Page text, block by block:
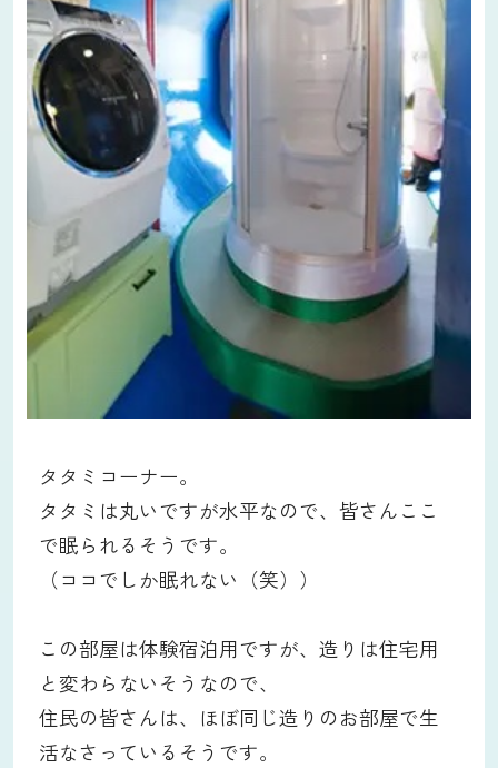
タタミコーナー。
タタミは丸いですが水平なので、皆さんここ
で眠られるそうです。
（ココでしか眠れない（笑））
この部屋は体験宿泊用ですが、造りは住宅用
と変わらないそうなので、
住民の皆さんは、ほぼ同じ造りのお部屋で生
活なさっているそうです。